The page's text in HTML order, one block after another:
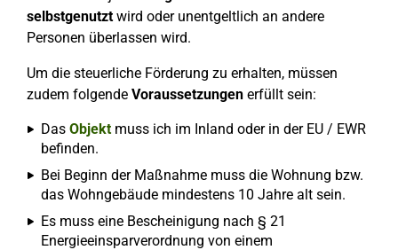
selbstgenutztwird oder unentgeltlich an andere
Personen überlassen wird.
Um die steuerliche Förderung zu erhalten, müssen
zudem folgende Voraussetzungen erfüllt sein:
Das Objekt muss ich im Inland oder in der EU / EWR
befinden.
Bei Beginn der Maßnahme muss die Wohnung bzw.
das Wohngebäude mindestens 10 Jahre alt sein.
Es muss eine Bescheinigung nach § 21
Energieeinsparverordnung von einem